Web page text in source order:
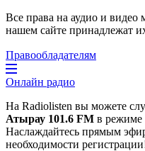
Все права на аудио и видео
нашем сайте принадлежат
Правообладателям
Онлайн радио
На Radiolisten вы можете
Атырау 101.6 FM в режиме
Наслаждайтесь прямым
необходимости